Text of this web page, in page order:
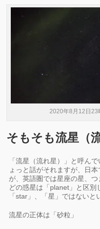
2020年8月12日23
そもそも流星（
「流星（流れ星）」と呼ん
ょっと話がそれますが、日
が、英語圏では星座の星、
どの惑星は「planet」と区別
「star」、「星」ではないと
流星の正体は「砂粒」